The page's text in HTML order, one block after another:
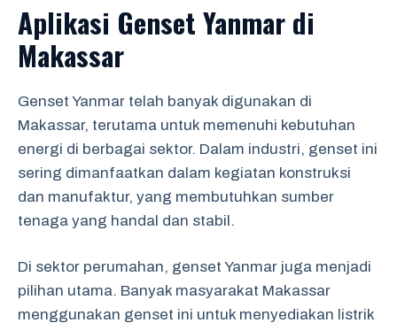
Aplikasi Genset Yanmar di
Makassar
Genset Yanmar telah banyak digunakan di
Makassar, terutama untuk memenuhi kebutuhan
energi di berbagai sektor. Dalam industri, genset ini
sering dimanfaatkan dalam kegiatan konstruksi
dan manufaktur, yang membutuhkan sumber
tenaga yang handal dan stabil.
Di sektor perumahan, genset Yanmar juga menjadi
pilihan utama. Banyak masyarakat Makassar
menggunakan genset ini untuk menyediakan listrik